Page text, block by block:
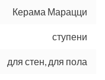
Керама Марацци
ступени
для стен, для пола